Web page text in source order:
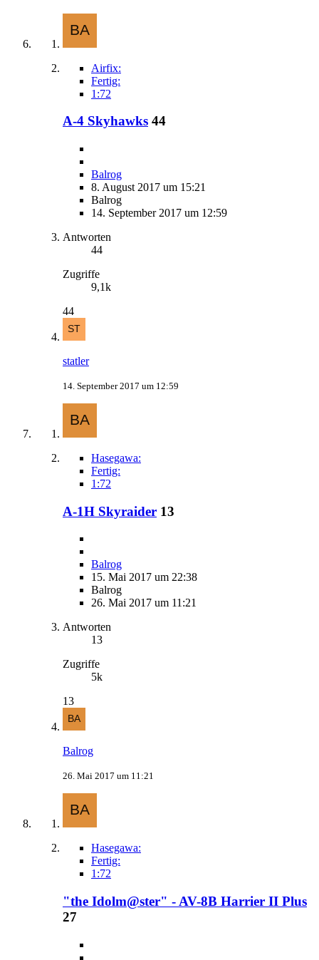
Airfix:
Fertig:
1:72
A-4 Skyhawks 44
Balrog
8. August 2017 um 15:21
Balrog
14. September 2017 um 12:59
Antworten
44
Zugriffe
9,1k
44
statler
14. September 2017 um 12:59
Hasegawa:
Fertig:
1:72
A-1H Skyraider 13
Balrog
15. Mai 2017 um 22:38
Balrog
26. Mai 2017 um 11:21
Antworten
13
Zugriffe
5k
13
Balrog
26. Mai 2017 um 11:21
Hasegawa:
Fertig:
1:72
"the Idolm@ster" - AV-8B Harrier II Plus
27